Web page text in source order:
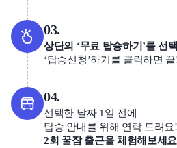
03.
상단의 ‘무료 탑승하기’를 선
‘탑승신청’하기를 클릭하면
04.
선택한 날짜 1일 전에
탑승 안내를 위해 연락 드려요!
2회 꿀잠 출근을 체험해보세